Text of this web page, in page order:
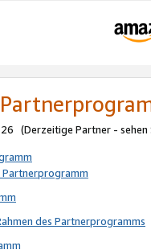
(Derzeitige Partner - sehen
Partnerprogramm
des Partnerprogramms